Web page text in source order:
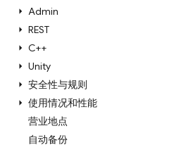
Admin
REST
C++
Unity
安全性与规则
使用情况和性能
营业地点
自动备份